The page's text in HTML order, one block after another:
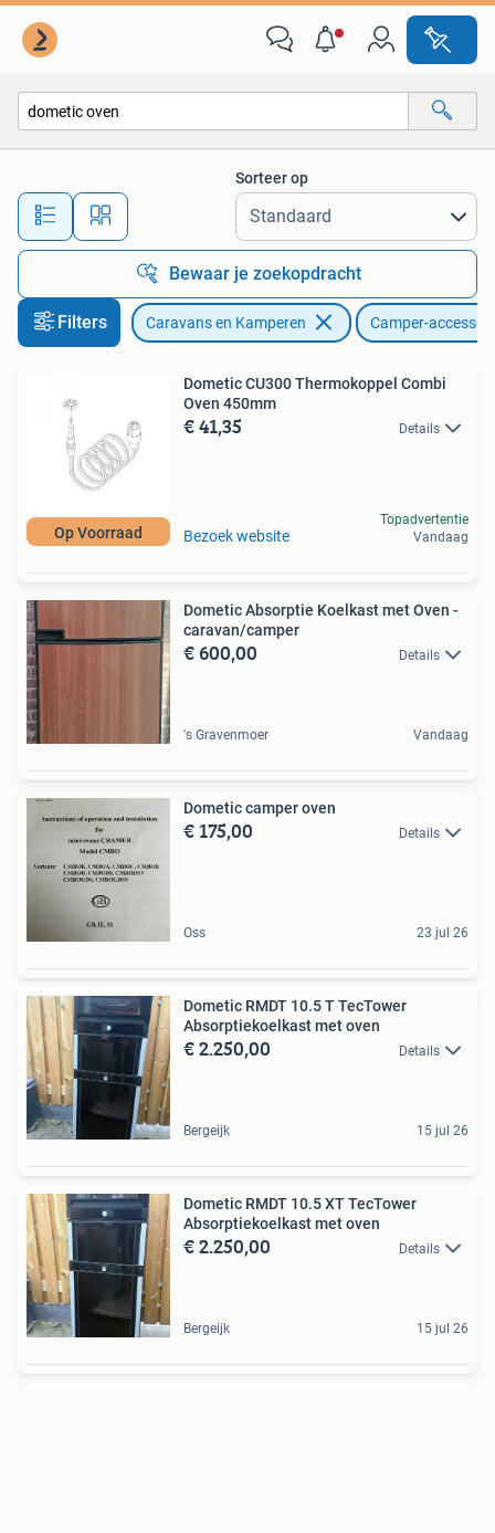
Alle afstanden…
Sorteer op
Bewaar je zoekopdracht
Filters Caravans en Kamperen Camper-
Op Voorraad
Dometic CU300 Thermokoppel Combi
Oven 450mm
€ 41,35 Details
Bezoek website
Topadvertentie
Vandaag
Dometic Absorptie Koelkast met Oven -
caravan/camper
€ 600,00 Details
's Gravenmoer Vandaag
Dometic camper oven
€ 175,00 Details
Oss 23 jul 26
Dometic RMDT 10.5 T TecTower
Absorptiekoelkast met oven
€ 2.250,00 Details
Bergeijk 15 jul 26
Dometic RMDT 10.5 XT TecTower
Absorptiekoelkast met oven
€ 2.250,00 Details
Bergeijk 15 jul 26